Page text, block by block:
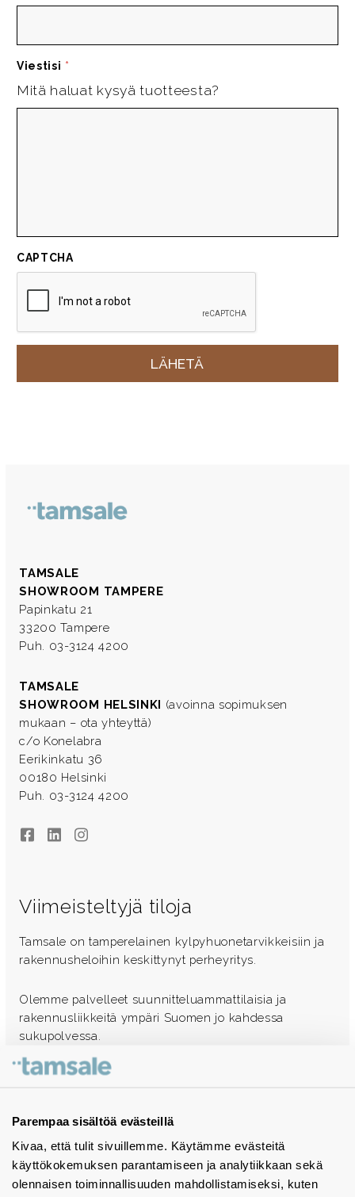
Parempaa sisältöä evästeillä
Kivaa, että tulit sivuillemme. Käytämme evästeitä
käyttökokemuksen parantamiseen ja analytiikkaan sekä
olennaisen toiminnallisuuden mahdollistamiseksi, kuten
Viestisi *
Mitä haluat kysyä tuotteesta?
CAPTCHA
TAMSALE
SHOWROOM TAMPERE
Papinkatu 21
33200 Tampere
Puh. 03-3124 4200
TAMSALE
SHOWROOM HELSINKI (avoinna sopimuksen
mukaan – ota yhteyttä)
c/o Konelabra
Eerikinkatu 36
00180 Helsinki
Puh. 03-3124 4200
FacebookLinkedInInstagram
Viimeisteltyjä tiloja
Tamsale on tamperelainen kylpyhuonetarvikkeisiin ja
rakennusheloihin keskittynyt perheyritys.
Olemme palvelleet suunnitteluammattilaisia ja
rakennusliikkeitä ympäri Suomen jo kahdessa
sukupolvessa.
Ota yhteyttä - autamme mielellämme
Tuotekuvastot
Instagram
BIM-objektit